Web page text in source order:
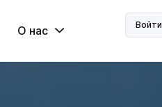
О нас Войти